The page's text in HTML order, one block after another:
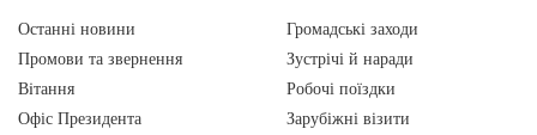
Останні новини
Промови та звернення
Вiтання
Офіс Президента
Громадські заходи
Зустрічі й наради
Робочі поїздки
Зарубіжні візити